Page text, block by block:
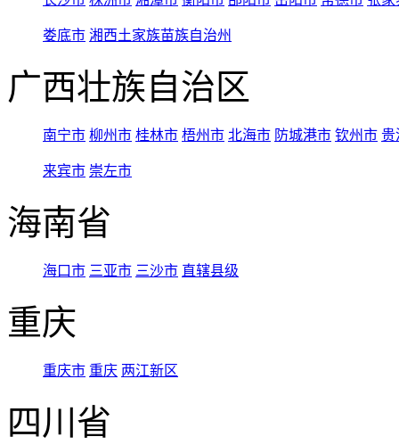
娄底市 湘西土家族苗族自治州
广西壮族自治区
南宁市 柳州市 桂林市 梧州市 北海市 防城港市 钦州市 贵
来宾市 崇左市
海南省
海口市 三亚市 三沙市 直辖县级
重庆
重庆市 重庆 两江新区
四川省